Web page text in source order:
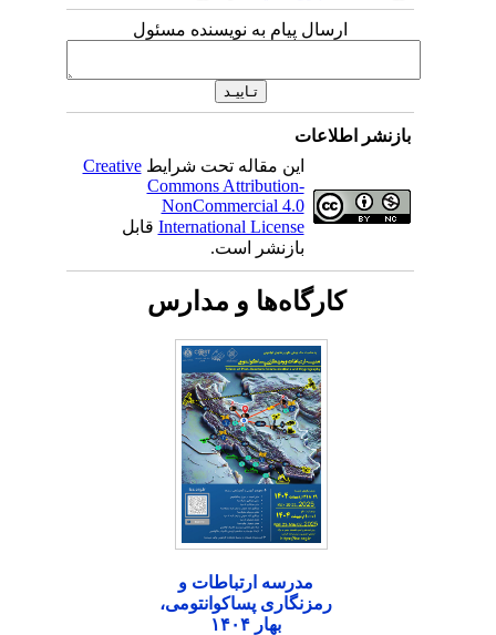
ارسال پیام به نویسنده مسئول
بازنشر اطلاعات
این مقاله تحت شرایطCreative
Commons Attribution-
NonCommercial 4.0
International Licenseقابل
بازنشر است.
کارگاه‌ها و مدارس
مدرسه ارتباطات و
رمزنگاری پساکوانتومی،
بهار ۱۴۰۴